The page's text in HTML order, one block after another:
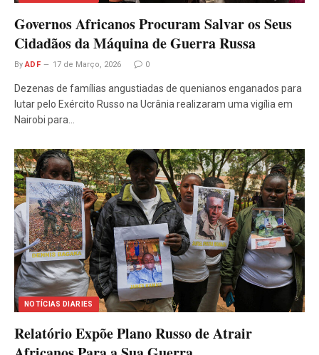
Governos Africanos Procuram Salvar os Seus
Cidadãos da Máquina de Guerra Russa
By ADF 17 de Março, 2026 0
Dezenas de famílias angustiadas de quenianos enganados para
lutar pelo Exército Russo na Ucrânia realizaram uma vigília em
Nairobi para…
NOTÍCIAS DIARIES
Relatório Expõe Plano Russo de Atrair